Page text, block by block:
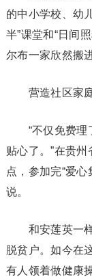
的中小学校、幼
半”课堂和“日间
尔布一家欣然搬
营造社区家庭
“不仅免费理了
贴心了。”在贵
点，参加完“爱
说。
和安莲英一样
脱贫户。如今在
有人领着做健康